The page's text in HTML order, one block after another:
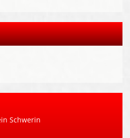
Schwerin